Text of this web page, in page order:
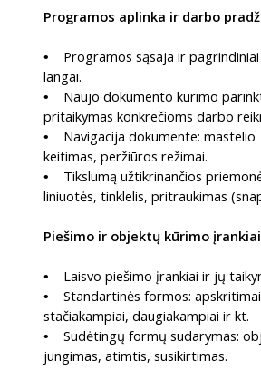
Programos aplinka ir darbo
•
Programos sąsaja ir
langai.
•
Naujo dokumento kūrimo
pritaikymas konkrečioms darbo
•
Navigacija dokumente: mastelio
keitimas, peržiūros režimai.
•
Tikslumą užtikrinančios
liniuotės, tinklelis, pritraukimas
Piešimo ir objektų kūrimo įrankiai
• Laisvo piešimo įrankiai ir jų
•
Standartinės formos:
stačiakampiai, daugiakampiai ir kt.
•
Sudėtingų formų sudarymas:
jungimas, atimtis, susikirtimas.